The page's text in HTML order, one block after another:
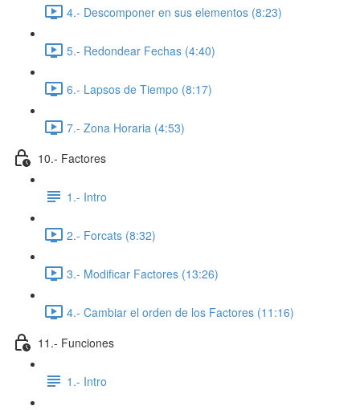
4.- Descomponer en sus elementos (8:23)
5.- Redondear Fechas (4:40)
6.- Lapsos de Tiempo (8:17)
7.- Zona Horaria (4:53)
10.- Factores
1.- Intro
2.- Forcats (8:32)
3.- Modificar Factores (13:26)
4.- Cambiar el orden de los Factores (11:16)
11.- Funciones
1.- Intro